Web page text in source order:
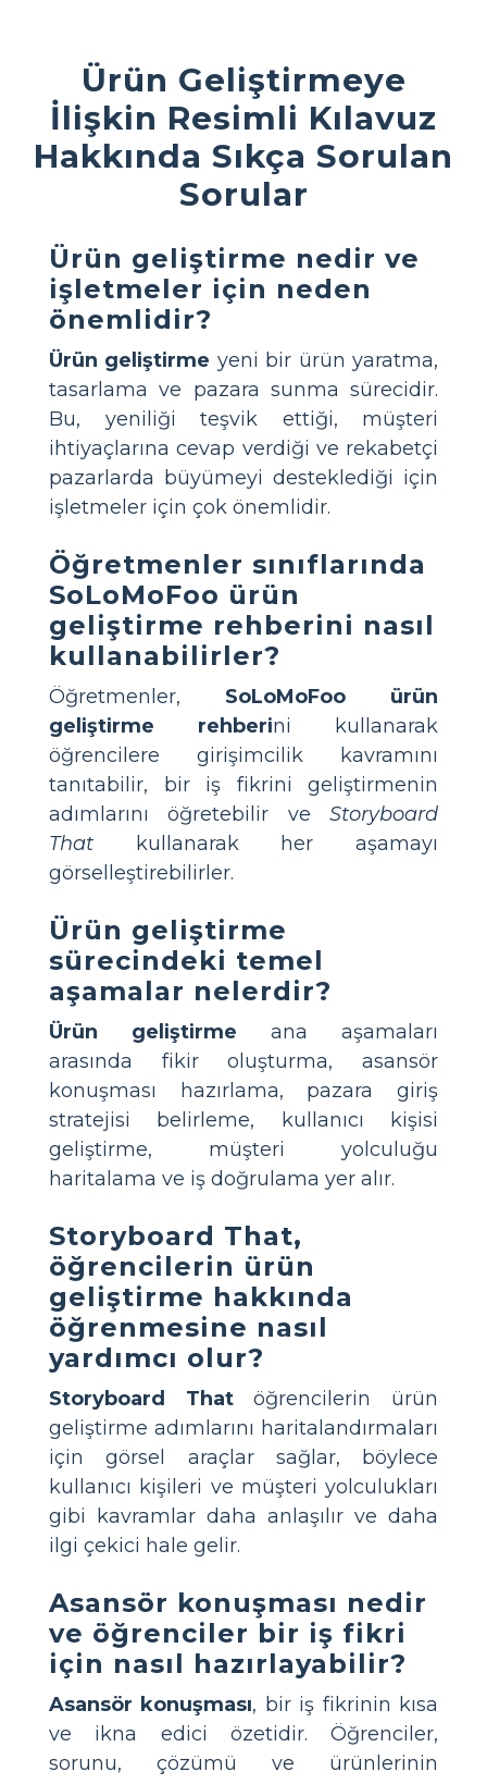
Ürün Geliştirmeye
İlişkin Resimli Kılavuz
Hakkında Sıkça Sorulan
Sorular
Ürün geliştirme nedir ve
işletmeler için neden
önemlidir?
Ürün geliştirme yeni bir ürün yaratma,
tasarlama ve pazara sunma sürecidir.
Bu, yeniliği teşvik ettiği, müşteri
ihtiyaçlarına cevap verdiği ve rekabetçi
pazarlarda büyümeyi desteklediği için
işletmeler için çok önemlidir.
Öğretmenler sınıflarında
SoLoMoFoo ürün
geliştirme rehberini nasıl
kullanabilirler?
Öğretmenler, SoLoMoFoo ürün
geliştirme rehberini kullanarak
öğrencilere girişimcilik kavramını
tanıtabilir, bir iş fikrini geliştirmenin
adımlarını öğretebilir ve Storyboard
That kullanarak her aşamayı
görselleştirebilirler.
Ürün geliştirme
sürecindeki temel
aşamalar nelerdir?
Ürün geliştirme ana aşamaları
arasında fikir oluşturma, asansör
konuşması hazırlama, pazara giriş
stratejisi belirleme, kullanıcı kişisi
geliştirme, müşteri yolculuğu
haritalama ve iş doğrulama yer alır.
Storyboard That,
öğrencilerin ürün
geliştirme hakkında
öğrenmesine nasıl
yardımcı olur?
Storyboard Thatöğrencilerin ürün
geliştirme adımlarını haritalandırmaları
için görsel araçlar sağlar, böylece
kullanıcı kişileri ve müşteri yolculukları
gibi kavramlar daha anlaşılır ve daha
ilgi çekici hale gelir.
Asansör konuşması nedir
ve öğrenciler bir iş fikri
için nasıl hazırlayabilir?
Asansör konuşması, bir iş fikrinin kısa
ve ikna edici özetidir. Öğrenciler,
sorunu, çözümü ve ürünlerinin